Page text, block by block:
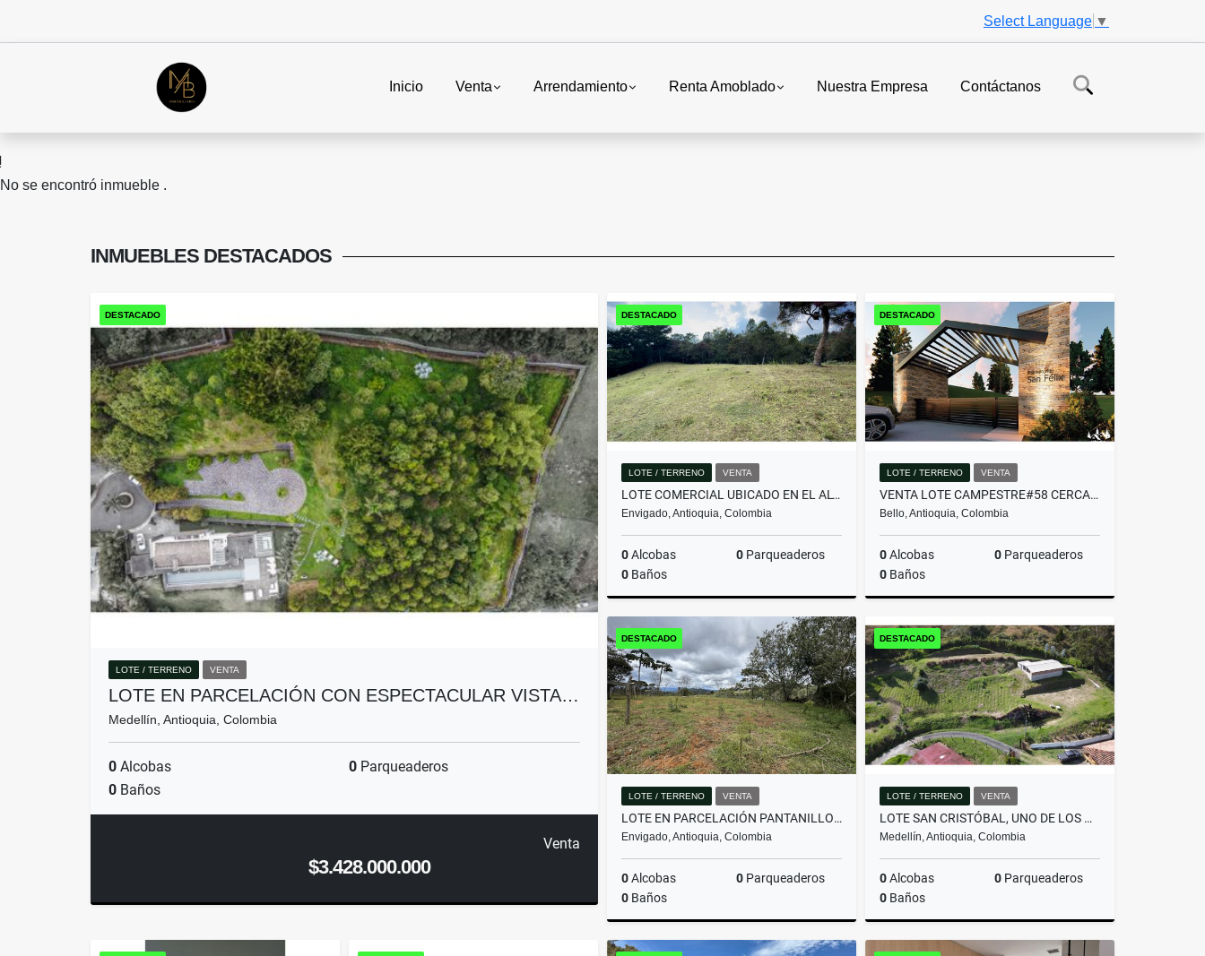
Select Language ▼
Inicio Venta Arrendamiento Renta Amoblado Nuestra Empresa Contáctanos
No se encontró inmueble .
INMUEBLES DESTACADOS
DESTACADO
LOTE / TERRENO VENTA
LOTE EN PARCELACIÓN CON ESPECTACULAR VISTA…
Medellín, Antioquia, Colombia
0 Alcobas 0 Parqueaderos
0 Baños
Venta
$3.428.000.000
DESTACADO
LOTE / TERRENO VENTA
LOTE COMERCIAL UBICADO EN EL ALTO DE PALMAS ANTES DEL PEAJE
Envigado, Antioquia, Colombia
0Alcobas 0 Parqueaderos
0 Baños
Venta
$9.999.999.999
DESTACADO
LOTE / TERRENO VENTA
VENTA LOTE CAMPESTRE#58 CERCA A MEDELLÍN, VISTA PANORÁMICA SIN PEAJE
Bello, Antioquia, Colombia
0Alcobas 0 Parqueaderos
0 Baños
Venta
$382.480.000
DESTACADO
LOTE / TERRENO VENTA
LOTE EN PARCELACIÓN PANTANILLO ENVIGADO ALTOS DE LA MANUELA
Envigado, Antioquia, Colombia
0Alcobas 0 Parqueaderos
0 Baños
Venta
DESTACADO
LOTE / TERRENO VENTA
LOTE SAN CRISTÓBAL, UNO DE LOS MEJORES LOTES DE LA PARCELACIÓN
Medellín, Antioquia, Colombia
0Alcobas 0 Parqueaderos
0 Baños
Venta